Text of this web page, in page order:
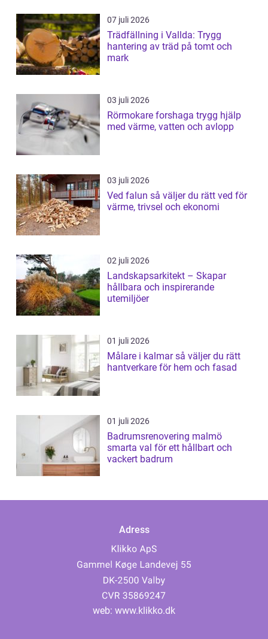
07 juli 2026
Trädfällning i Vallda: Trygg
hantering av träd på tomt och
mark
03 juli 2026
Rörmokare forshaga trygg hjälp
med värme, vatten och avlopp
03 juli 2026
Ved falun så väljer du rätt ved för
värme, trivsel och ekonomi
02 juli 2026
Landskapsarkitekt – Skapar
hållbara och inspirerande
utemiljöer
01 juli 2026
Målare i kalmar så väljer du rätt
hantverkare för hem och fasad
01 juli 2026
Badrumsrenovering malmö
smarta val för ett hållbart och
vackert badrum
Adress
web: www.klikko.dk